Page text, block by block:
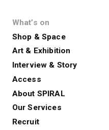
What’s on
Shop & Space
Art & Exhibition
Interview & Story
Access
About SPIRAL
Our Services
Recruit
Spiral
Exhibition
展覧会やイベント
SPIRALのご紹介
レンタルスペース
新卒採用